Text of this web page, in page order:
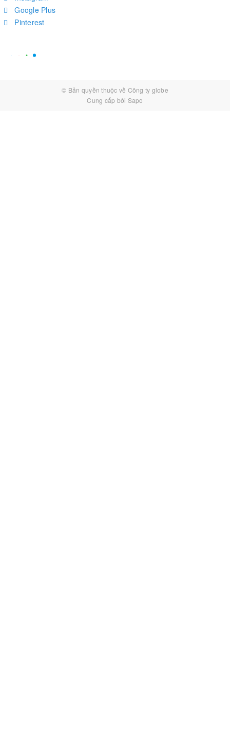
Google Plus
Pinterest
© Bản quyền thuộc về Công ty globe
Cung cấp bởi Sapo